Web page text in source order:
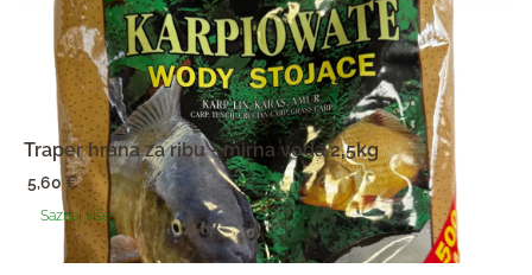
Traper hrana za ribu - mirna voda 2,5kg
5,60€
Saznaj više